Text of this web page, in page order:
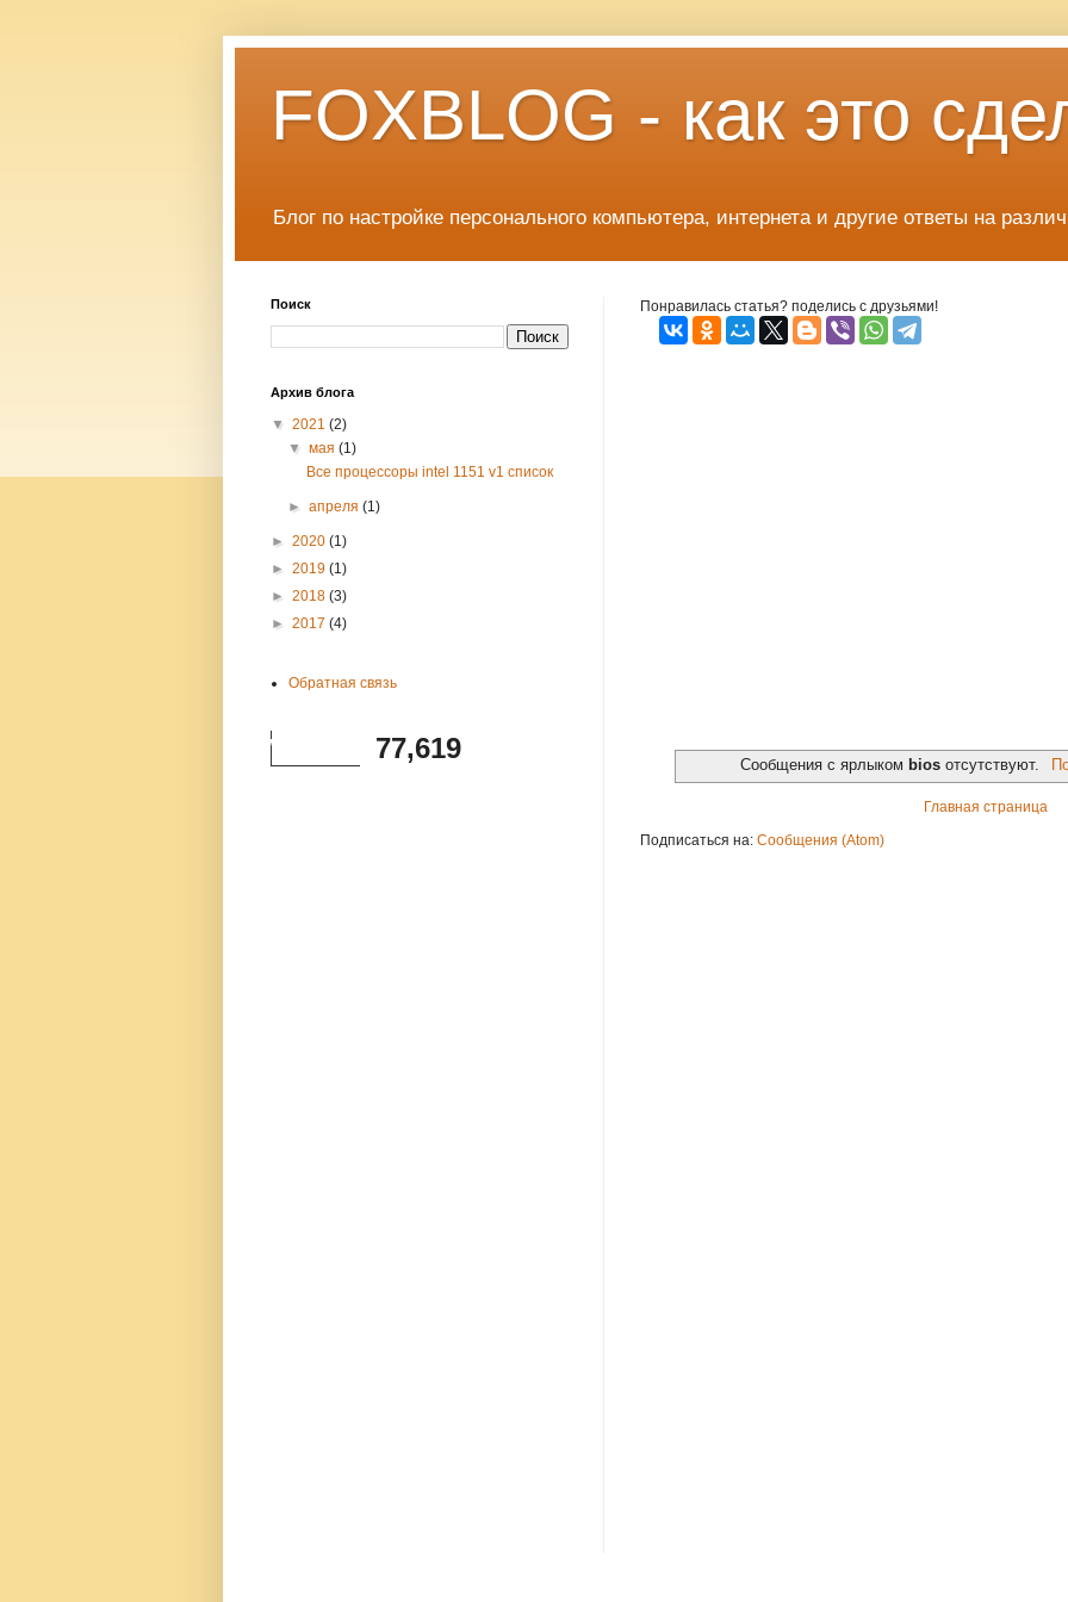
FOXBLOG - как это
Блог по настройке персонального компьютера, интернета и другие ответы на
Понравилась статья? поделись с друзьями!
Сообщения с ярлыком bios отсутствуют.
Главная страница
Подписаться на: Сообщения (Atom)
Поиск
Архив блога
▼ 2021 (2)
▼мая(1)
Все процессоры intel 1151 v1 список
►апреля(1)
► 2020 (1)
► 2019 (1)
► 2018 (3)
► 2017 (4)
Обратная связь
77,619